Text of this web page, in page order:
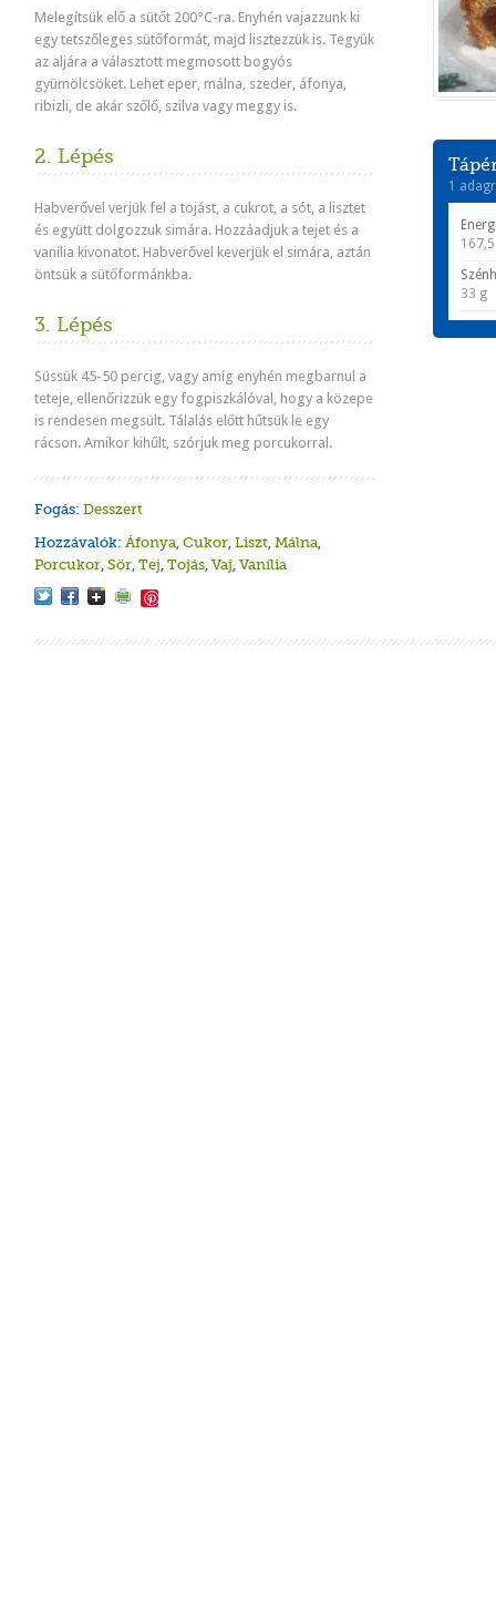
Melegítsük elő a sütőt 200°C-ra. Enyhén vajazzunk ki
egy tetszőleges sütőformát, majd lisztezzük is. Tegyük
az aljára a választott megmosott bogyós
gyümölcsöket. Lehet eper, málna, szeder, áfonya,
ribizli, de akár szőlő, szilva vagy meggy is.
2. Lépés
Habverővel verjük fel a tojást, a cukrot, a sót, a lisztet
és együtt dolgozzuk simára. Hozzáadjuk a tejet és a
vanília kivonatot. Habverővel keverjük el simára, aztán
öntsük a sütőformánkba.
3. Lépés
Süssük 45-50 percig, vagy amíg enyhén megbarnul a
teteje, ellenőrizzük egy fogpiszkálóval, hogy a közepe
is rendesen megsült. Tálalás előtt hűtsük le egy
rácson. Amikor kihűlt, szórjuk meg porcukorral.
Fogás: Desszert
Hozzávalók: Áfonya, Cukor, Liszt, Málna,
Porcukor, Sör, Tej, Tojás, Vaj, Vanília
1
33 g